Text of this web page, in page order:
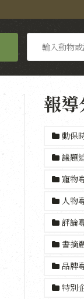
尋
報
動保
議題
寵物
人物
評論
書摘
品牌
特別